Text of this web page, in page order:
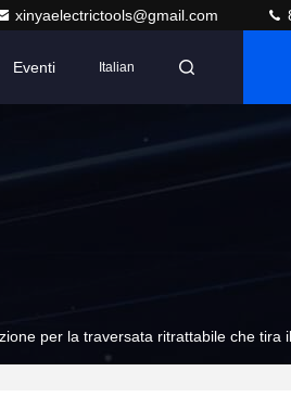
xinyaelectrictools@gmail.com
Eventi Italian
per la traversata ritrattabile che tira